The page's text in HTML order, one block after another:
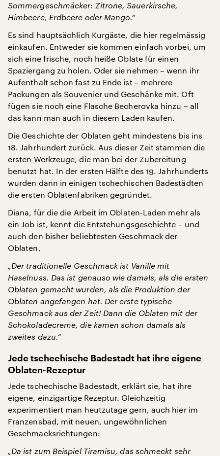
Sommergeschmäcker: Zitrone, Sauerkirsche,
Himbeere, Erdbeere oder Mango.“
Es sind hauptsächlich Kurgäste, die hier regelmässig
einkaufen. Entweder sie kommen einfach vorbei, um
sich eine frische, noch heiße Oblate für einen
Spaziergang zu holen. Oder sie nehmen – wenn ihr
Aufenthalt schon fast zu Ende ist – mehrere
Packungen als Souvenier und Geschänke mit. Oft
fügen sie noch eine Flasche Becherovka hinzu – all
das kann man auch in diesem Laden kaufen.
Die Geschichte der Oblaten geht mindestens bis ins
18. Jahrhundert zurück. Aus dieser Zeit stammen die
ersten Werkzeuge, die man bei der Zubereitung
benutzt hat. In der ersten Hälfte des 19. Jahrhunderts
wurden dann in einigen tschechischen Badestädten
die ersten Oblatenfabriken gegründet.
Diana, für die die Arbeit im Oblaten-Laden mehr als
ein Job ist, kennt die Entstehungsgeschichte – und
auch den bisher beliebtesten Geschmack der
Oblaten.
„Der traditionelle Geschmack ist Vanille mit
Haselnuss. Das ist genauso wie damals, als die ersten
Oblaten gemacht wurden, als die Produktion der
Oblaten angefangen hat. Der erste typische
Geschmack aus der Zeit! Dann die Oblaten mit der
Schokoladecreme, die kamen schon damals als
zweites dazu.“
Jede tschechische Badestadt hat ihre eigene
Oblaten-Rezeptur
Jede tschechische Badestadt, erklärt sie, hat ihre
eigene, einzigartige Rezeptur. Gleichzeitig
experimentiert man heutzutage gern, auch hier im
Franzensbad, mit neuen, ungewöhnlichen
Geschmacksrichtungen:
„Da ist zum Beispiel Tiramisu, das schmeckt sehr